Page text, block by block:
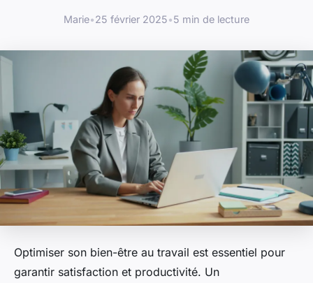
Marie•25 février 2025•5 min de lecture
Optimiser son bien-être au travail est essentiel pour
garantir satisfaction et productivité. Un